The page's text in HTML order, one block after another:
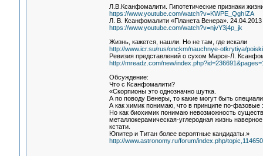
Л.В.Ксанфомалити. Гипотетические признаки
https://www.youtube.com/watch?v=KWPE_QghIZA
Л. В. Ксанфомалити «Планета Венера».
https://www.youtube.com/watch?v=njvY3j4p_jk
Жизнь, кажется, нашли. Но не там, где искали
http://www.icr.su/rus/onckm/nauchnye-otkrytiya/
Ревизия представлений о сухом Марсе-Л.
http://mreadz.com/new/
Обсуждение:
Что с Ксанфомалити?
«Скорпионы это однозначно шутка.
А по поводу Венеры, то какие могут быть
А как химик понимаю, что в принципе по-
Но как биохимик понимаю невозможность
металлокерамическая-углеродная жизнь
кстати.
Юпитер и Титан более вероятные кандидаты.»
http://www.astronomy.ru/forum/index.php/